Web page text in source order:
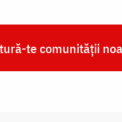
te comunității